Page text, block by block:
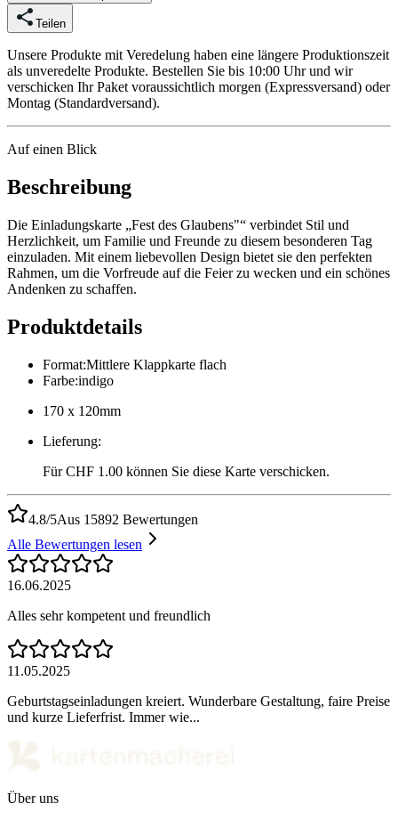
Teilen
Unsere Produkte mit Veredelung haben eine längere Produktionszeit
als unveredelte Produkte. Bestellen Sie bis 10:00 Uhr und wir
verschicken Ihr Paket voraussichtlich morgen (Expressversand) oder
Montag (Standardversand).
Auf einen Blick
Beschreibung
Die Einladungskarte „Fest des Glaubens"“ verbindet Stil und
Herzlichkeit, um Familie und Freunde zu diesem besonderen Tag
einzuladen. Mit einem liebevollen Design bietet sie den perfekten
Rahmen, um die Vorfreude auf die Feier zu wecken und ein schönes
Andenken zu schaffen.
Produktdetails
Format:Mittlere Klappkarte flach
Farbe:indigo
170 x 120mm
Lieferung:
Für CHF 1.00 können Sie diese Karte verschicken.
4.8/5Aus 15892 Bewertungen
Alle Bewertungen lesen
16.06.2025
Alles sehr kompetent und freundlich
11.05.2025
Geburtstagseinladungen kreiert. Wunderbare Gestaltung, faire Preise
und kurze Lieferfrist. Immer wie...
Über uns